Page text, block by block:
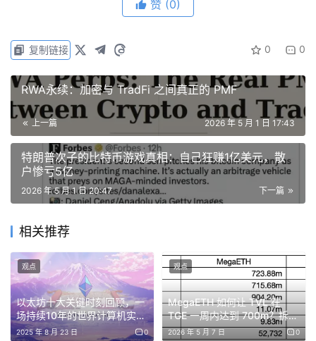
Polymarket 172 万地址中仅 3.14%“真正赢家”》一文中的
中，盈利玩家占比超 32%；到了今年 4 月，预测市场数据
243 万，但盈利玩家占比仍然高达 31%，其中：
盈利超 100 万美元的账户占比 0.0043%，为 104 人；
盈利区间为 10 万-100 万美元的账户占比 0.05%，为
1165 人；
盈利区间为 1 万-10 万美元的账户占比为 0.4%，为
9654 人；
54127 人；
盈利区间为 100-1000 美元的账户占比为 5.24%，为
127342 人；
盈利区间为 0-100 美元的账户占比为 23.09%，为
561422 人。
赞 (0)
0 0
复制链接
RWA永续：加密与 TradFi 之间真正的 PMF
上一篇 2026 年 5 月 1 日 17:43
特朗普次子的比特币游戏真相：自己狂赚1亿美元，散
户惨亏5亿
下一篇
2026 年 5 月 1 日 20:47
相关推荐
以太坊十大关键时刻回顾，一
场持续10年的世界计算机实验
| BlockWeeks
2025 年 8 月 23 日 0
观点
MegaETH 如何让 TVL 在
TGE 一周内达到 700m？拆解
包装手法
2026 年 5 月 7 日 0
观点